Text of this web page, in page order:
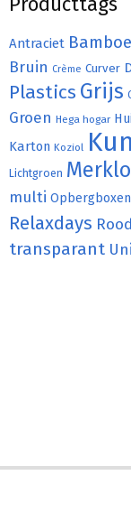
Antraciet Bamboe
Bruin Crème Curver
Plastics Grijs
Groen Hega hogar
Karton Koziol
Lichtgroen
multi Opbergboxen
Relaxdays Rood
transparant